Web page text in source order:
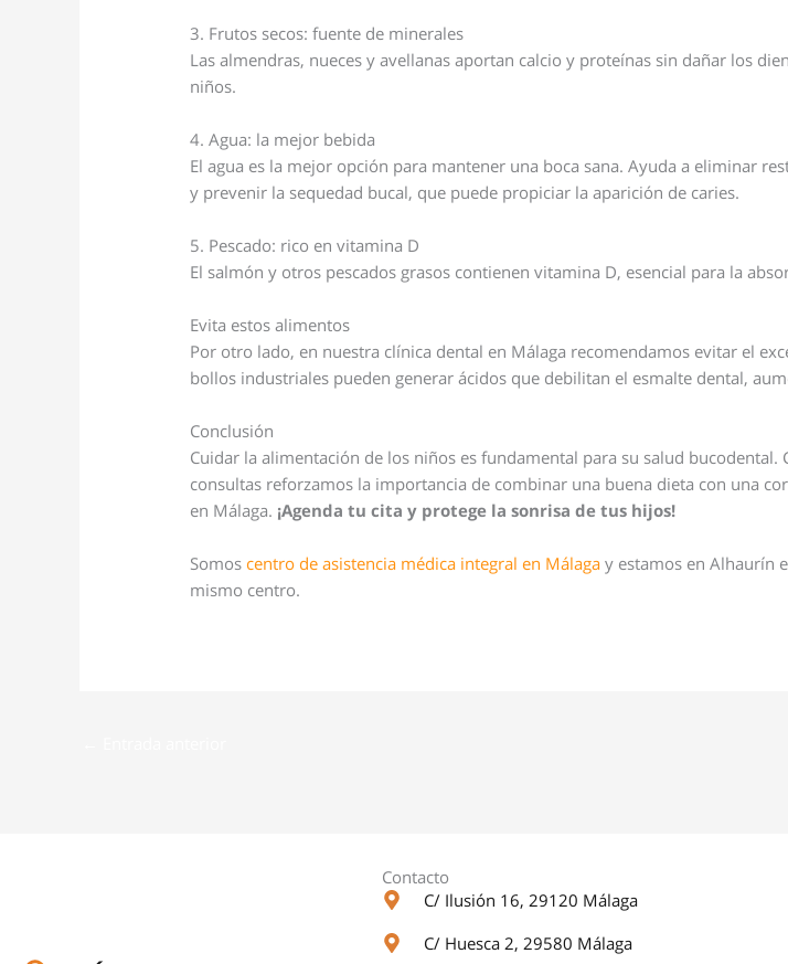
3. Frutos secos: fuente de minerales
Las almendras, nueces y avellanas aportan calcio y proteínas sin dañar los
niños.
4. Agua: la mejor bebida
El agua es la mejor opción para mantener una boca sana. Ayuda a eliminar
y prevenir la sequedad bucal, que puede propiciar la aparición de caries.
5. Pescado: rico en vitamina D
El salmón y otros pescados grasos contienen vitamina D, esencial para la
Evita estos alimentos
Por otro lado, en nuestra clínica dental en Málaga recomendamos evitar el
bollos industriales pueden generar ácidos que debilitan el esmalte dental,
Conclusión
Cuidar la alimentación de los niños es fundamental para su salud bucodental.
consultas reforzamos la importancia de combinar una buena dieta con una
en Málaga. ¡Agenda tu cita y protege la sonrisa de tus hijos!
Somos centro de asistencia médica integral en Málaga y estamos en Alhaurín
mismo centro.
Contacto
C/ Ilusión 16, 29120 Málaga
C/ Huesca 2, 29580 Málaga